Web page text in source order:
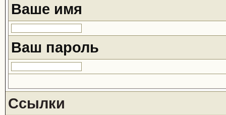
Ваше имя
Ваш пароль
Ссылки